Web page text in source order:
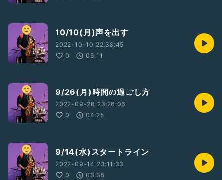
10/10(月)声を出す
2022-10-10 22:38:45
0
06:11
9/26(月)時間の過ごし方
2022-09-26 23:26:06
0
04:25
9/14(水)スタートライン
2022-09-14 23:11:33
0
03:35